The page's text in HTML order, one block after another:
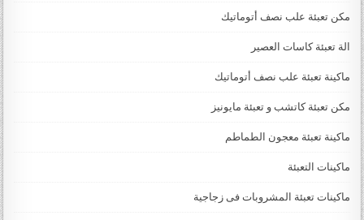
مكن تعبئة علب نصف أتوماتيك
الة تعبئة كاسات العصير
ماكينة تعبئة علب نصف أتوماتيك
مكن تعبئة كاتشب و تعبئة مايونيز
ماكينة تعبئة معجون الطماطم
ماكينات التعبئة
ماكينات تعبئة المشروبات فى زجاجية